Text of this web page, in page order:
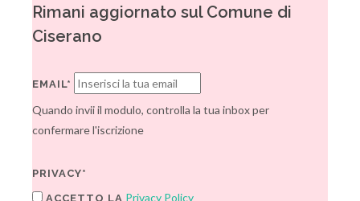
Rimani aggiornato sul Comune di
Ciserano
EMAIL*
Quando invii il modulo, controlla la tua inbox per
confermare l'iscrizione
PRIVACY*
ACCETTO LA Privacy Policy